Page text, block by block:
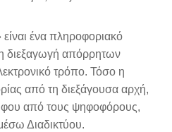
ένα πληροφοριακό
διεξαγωγή απόρρητων
τρόπο. Τόσο η
από τη διεξάγουσα αρχή,
από τους ψηφοφόρους,
Διαδικτύου.